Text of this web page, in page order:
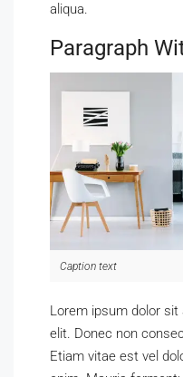
aliqua.
Paragraph
Caption text
Lorem ipsum dolor
elit. Donec non
Etiam vitae est vel